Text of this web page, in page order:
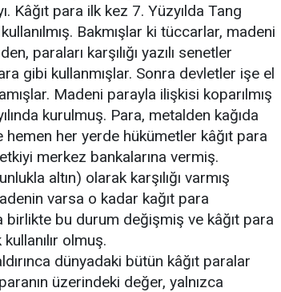
Kâğıt para ilk kez 7. Yüzyılda Tang
kullanılmış. Bakmışlar ki tüccarlar, madeni
paraları karşılığı yazılı senetler
gibi kullanmışlar. Sonra devletler işe el
Madeni parayla ilişkisi koparılmış
kurulmuş. Para, metalden kağıda
her yerde hükümetler kâğıt para
merkez bankalarına vermiş.
altın) olarak karşılığı varmış
varsa o kadar kağıt para
birlikte bu durum değişmiş ve kâğıt para
olmuş.
dünyadaki bütün kâğıt paralar
paranın üzerindeki değer, yalnızca